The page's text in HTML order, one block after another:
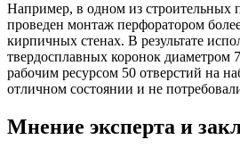
Например, в одном из строительных
проведен монтаж перфоратором
кирпичных стенах. В результате
твердосплавных коронок диаметром
рабочим ресурсом 50 отверстий на
отличном состоянии и не
Мнение эксперта и